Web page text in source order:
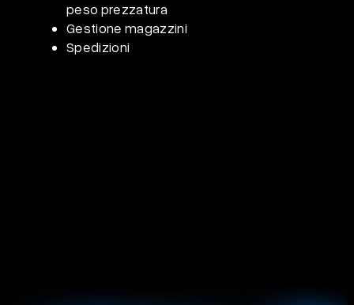
peso prezzatura
Gestione magazzini
Spedizioni